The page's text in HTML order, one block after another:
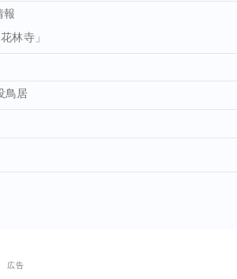
報
林寺」
鳥居
広告